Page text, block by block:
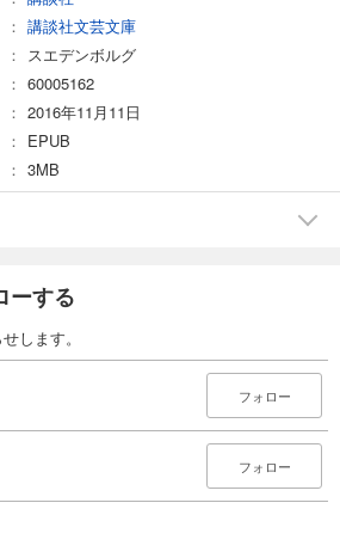
講談社文芸文庫
スエデンボルグ
60005162
2016年11月11日
EPUB
3MB
ーする
します。
フォロー
フォロー